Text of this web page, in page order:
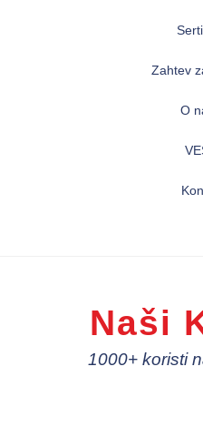
Zahtev
O
Naši
1000+ koristi